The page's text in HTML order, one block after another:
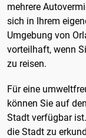
mehrere
sich in Ihrem
Umgebung von
vorteilhaft, wenn
zu reisen.
Für eine
können Sie auf den
Stadt verfügbar
die Stadt zu